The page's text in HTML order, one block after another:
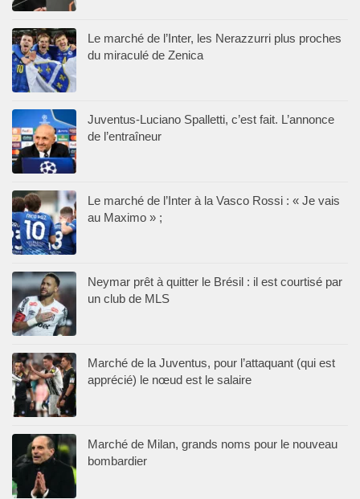
Le marché de l’Inter, les Nerazzurri plus proches
du miraculé de Zenica
Juventus-Luciano Spalletti, c’est fait. L’annonce
de l’entraîneur
Le marché de l’Inter à la Vasco Rossi : « Je vais
au Maximo » ;
Neymar prêt à quitter le Brésil : il est courtisé par
un club de MLS
Marché de la Juventus, pour l’attaquant (qui est
apprécié) le nœud est le salaire
Marché de Milan, grands noms pour le nouveau
bombardier